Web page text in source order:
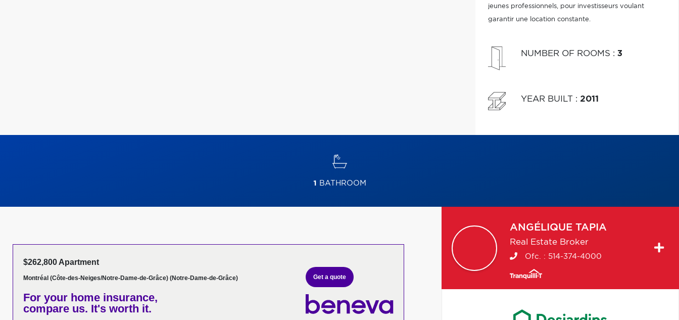
jeunes professionnels, pour investisseurs voulant
garantir une location constante.
NUMBER OF ROOMS : 3
YEAR BUILT : 2011
1 BATHROOM
$262,800 Apartment
Montréal (Côte-des-Neiges/Notre-Dame-de-Grâce) (Notre-Dame-de-Grâce)
For your home insurance,
compare us. It's worth it.
Get a quote
ANGÉLIQUE TAPIA
Real Estate Broker
Ofc. : 514-374-4000